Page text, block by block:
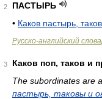
2
ПАСТЫРЬ
• Каков пастырь,
Русско-английский
3
Каков поп, таков и
The subordinates are
пастырь, таковы и